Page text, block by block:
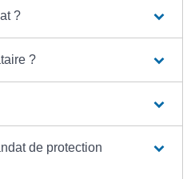
?
?
de protection